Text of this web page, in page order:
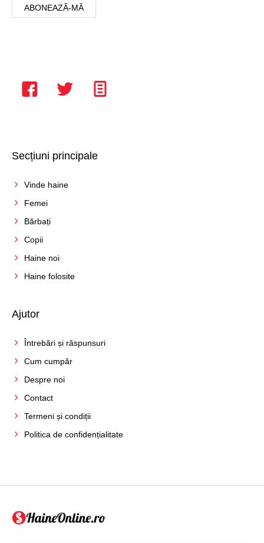
Secțiuni principale
Vinde haine
Femei
Bărbați
Copii
Haine noi
Haine folosite
Ajutor
Întrebări și răspunsuri
Cum cumpăr
Despre noi
Contact
Termeni și condiții
Politica de confidențialitate